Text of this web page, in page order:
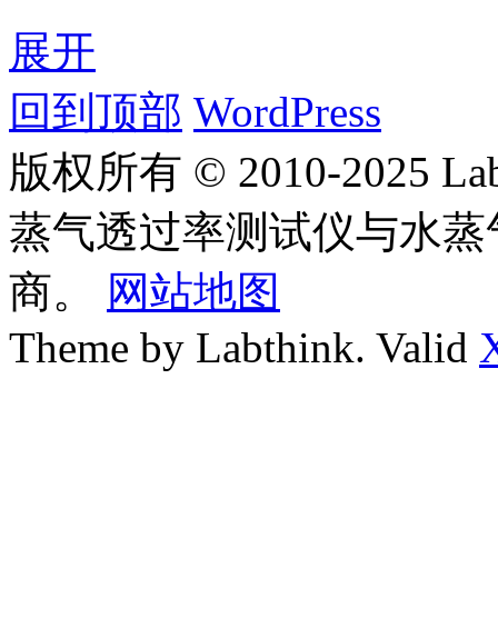
展开
回到顶部 WordPress
版权所有 © 2010-2025
蒸气透过率测试仪与水
商。
网站地图
Theme by Labthink. Valid